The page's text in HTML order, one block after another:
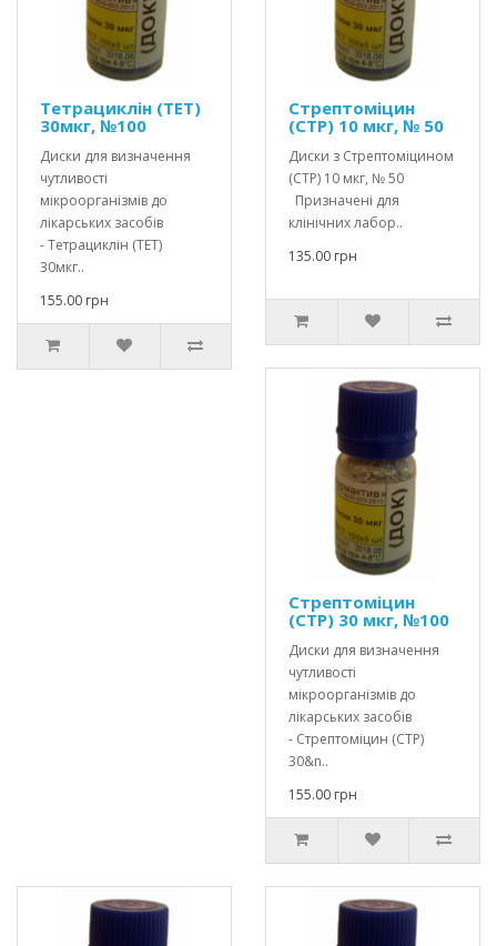
Тетрациклін (ТЕТ)
30мкг, №100
Диски для визначення
чутливості
мікроорганізмів до
лікарських засобів
- Тетрациклін (ТЕТ)
30мкг..
155.00 грн
Стрептоміцин
(СТР) 10 мкг, № 50
Диски з Стрептоміцином
(СТР) 10 мкг, № 50
Призначені для
клінічних лабор..
135.00 грн
Стрептоміцин
(СТР) 30 мкг, №100
Диски для визначення
чутливості
мікроорганізмів до
лікарських засобів
- Стрептоміцин (СТР)
30&n..
155.00 грн